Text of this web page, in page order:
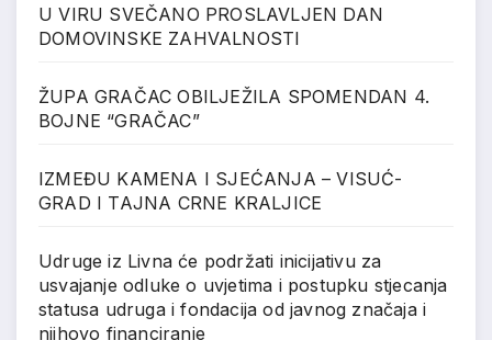
U VIRU SVEČANO PROSLAVLJEN DAN
DOMOVINSKE ZAHVALNOSTI
ŽUPA GRAČAC OBILJEŽILA SPOMENDAN 4.
BOJNE “GRAČAC”
IZMEĐU KAMENA I SJEĆANJA – VISUĆ-
GRAD I TAJNA CRNE KRALJICE
Udruge iz Livna će podržati inicijativu za
usvajanje odluke o uvjetima i postupku stjecanja
statusa udruga i fondacija od javnog značaja i
njihovo financiranje